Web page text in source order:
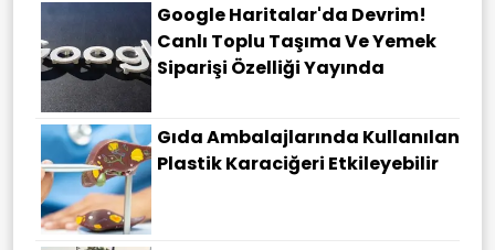
Google Haritalar'da Devrim!
Canlı Toplu Taşıma Ve Yemek
Siparişi Özelliği Yayında
Gıda Ambalajlarında Kullanılan
Plastik Karaciğeri Etkileyebilir